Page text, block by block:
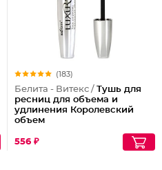
(183)
Белита - Витекс / Тушь для
ресниц для объема и
удлинения Королевский
объем
556 ₽